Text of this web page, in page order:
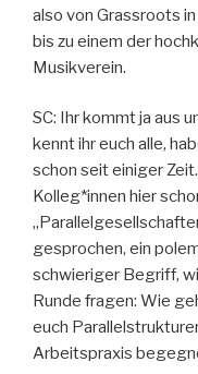
also von Grassroots
bis zu einem der
Musikverein.
SC: Ihr kommt ja aus
kennt ihr euch alle,
schon seit einiger
Kolleg*innen hier
gesprochen, ein
schwieriger Begriff,
Runde fragen: Wie
euch
Arbeitspraxis